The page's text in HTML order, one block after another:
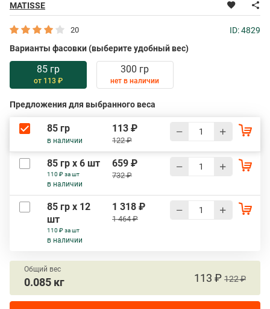
MATISSE
20
ID: 4829
Варианты фасовки (выберите удобный вес)
85 гр
от 113 ₽
300 гр
нет в наличии
Предложения для выбранного веса
85 гр
в наличии
113 ₽
122 ₽
85 гр х 6 шт
110 ₽ за шт
в наличии
659 ₽
732 ₽
85 гр х 12
шт
110 ₽ за шт
в наличии
1 318 ₽
1 464 ₽
Общий вес
0.085 кг 113 ₽ 122 ₽